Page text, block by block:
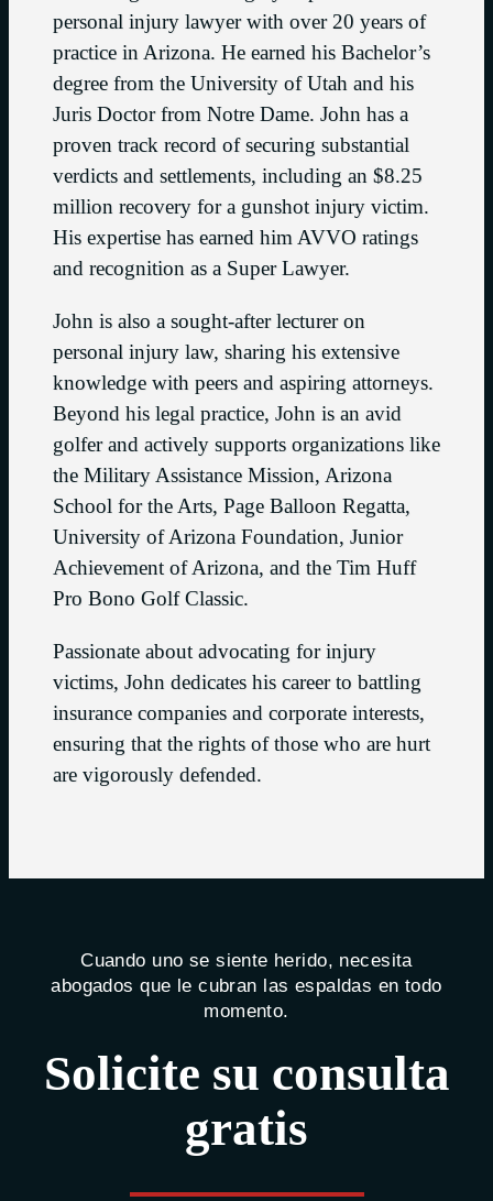
personal injury lawyer with over 20 years of
practice in Arizona. He earned his Bachelor’s
degree from the University of Utah and his
Juris Doctor from Notre Dame. John has a
proven track record of securing substantial
verdicts and settlements, including an $8.25
million recovery for a gunshot injury victim.
His expertise has earned him AVVO ratings
and recognition as a Super Lawyer.
John is also a sought-after lecturer on
personal injury law, sharing his extensive
knowledge with peers and aspiring attorneys.
Beyond his legal practice, John is an avid
golfer and actively supports organizations like
the Military Assistance Mission, Arizona
School for the Arts, Page Balloon Regatta,
University of Arizona Foundation, Junior
Achievement of Arizona, and the Tim Huff
Pro Bono Golf Classic.
Passionate about advocating for injury
victims, John dedicates his career to battling
insurance companies and corporate interests,
ensuring that the rights of those who are hurt
are vigorously defended.
Cuando uno se siente herido, necesita
abogados que le cubran las espaldas en todo
momento.
Solicite su consulta
gratis